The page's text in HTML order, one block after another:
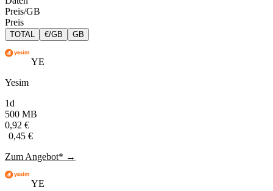
Preis/GB
Preis
TOTAL €/GB GB
YE
Yesim
1d
500 MB
0,92 €
0,45 €
Zum Angebot* →
YE